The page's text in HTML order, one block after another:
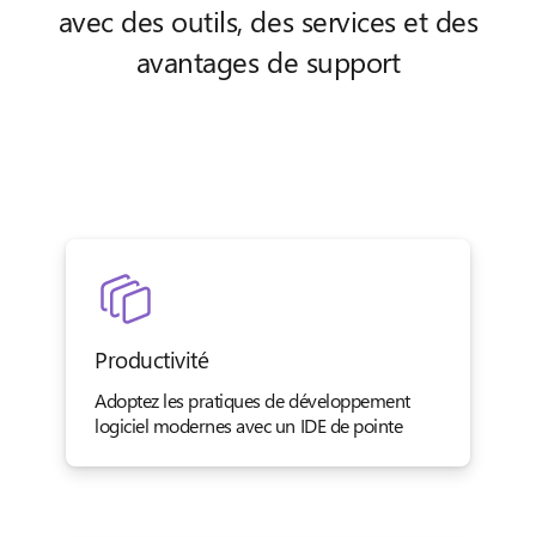
avec des outils, des services et des
avantages de support
Productivité
Adoptez les pratiques de développement
logiciel modernes avec un IDE de pointe